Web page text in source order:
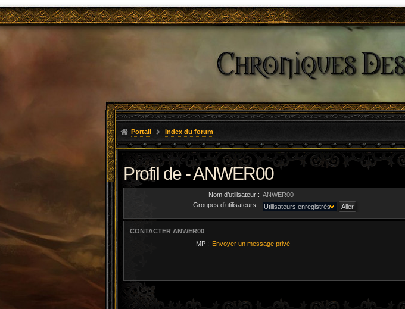
Portail Index du forum
Profil de - ANWER00
Nom d’utilisateur : ANWER00
Groupes d’utilisateurs :
CONTACTER ANWER00
MP : Envoyer un message privé